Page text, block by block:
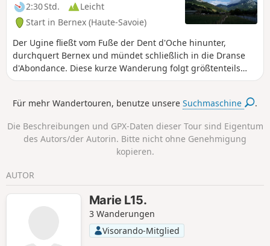
2:30 Std.
Leicht
Start in Bernex (Haute-Savoie)
Der Ugine fließt vom Fuße der Dent d'Oche hinunter,
durchquert Bernex und mündet schließlich in die Dranse
d'Abondance. Diese kurze Wanderung folgt größtenteils
dem Flusslauf, führt durch hübsche Weiler und zu zwei
Wallfahrtsgrotte, vor der Kulisse der Gipfel des Mémises-
Für mehr Wandertouren, benutze unsereSuchmaschine .
Die Beschreibungen und GPX-Daten dieser Tour sind Eigentum
des Autors/der Autorin. Bitte nicht ohne Genehmigung
kopieren.
AUTOR
Marie L15.
3 Wanderungen
Visorando-Mitglied